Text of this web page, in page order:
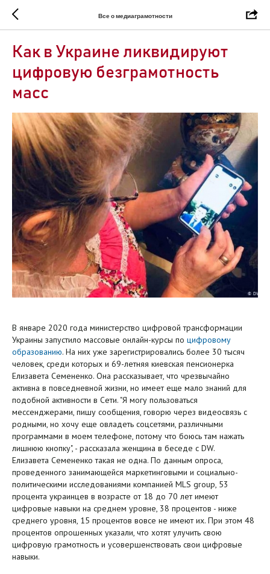
Все о медиаграмотности
Как в Украине ликвидируют
цифровую безграмотность
масс
В январе 2020 года министерство цифровой трансформации
Украины запустило массовые онлайн-курсы по цифровому
образованию. На них уже зарегистрировались более 30 тысяч
человек, среди которых и 69-летняя киевская пенсионерка
Елизавета Семененко. Она рассказывает, что чрезвычайно
активна в повседневной жизни, но имеет еще мало знаний для
подобной активности в Сети. "Я могу пользоваться
мессенджерами, пишу сообщения, говорю через видеосвязь с
родными, но хочу еще овладеть соцсетями, различными
программами в моем телефоне, потому что боюсь там нажать
лишнюю кнопку", - рассказала женщина в беседе с DW.
Елизавета Семененко такая не одна. По данным опроса,
проведенного занимающейся маркетинговыми и социально-
политическими исследованиями компанией MLS group, 53
процента украинцев в возрасте от 18 до 70 лет имеют
цифровые навыки на среднем уровне, 38 процентов - ниже
среднего уровня, 15 процентов вовсе не имеют их. При этом 48
процентов опрошенных указали, что хотят улучить свою
цифровую грамотность и усовершенствовать свои цифровые
навыки.